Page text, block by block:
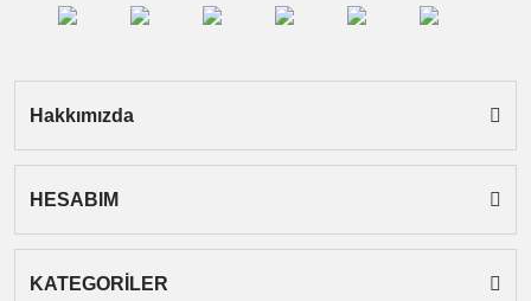
Ürün fiyatı diğer sitelerden daha pahalı.
Gönder
Hakkımızda
HESABIM
KATEGORİLER